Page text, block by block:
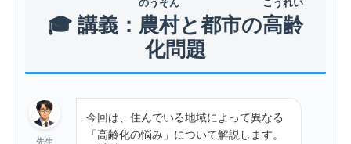
🎓 講義： 農村と都市の高齢
化問題
先生
今回は、住んでいる地域によって異なる
「高齢化の悩み」について解説します。